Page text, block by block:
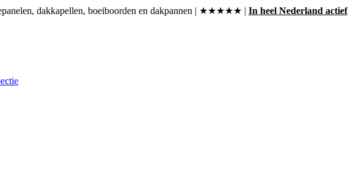
dakkapellen, boeiboorden en dakpannen | ★★★★★ | In heel Nederland actief